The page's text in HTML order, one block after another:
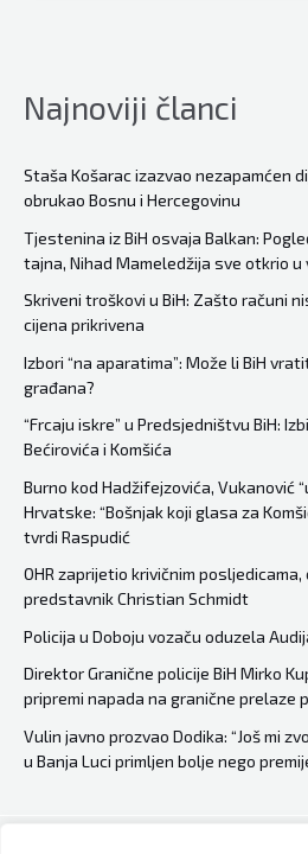
Jugi
nije
ovoliko
pljačkao
narod.
Političari
su
sad
bogatiji
od
Tita
Najnoviji članci
Staša Košarac izazvao nezapamćen
obrukao Bosnu i Hercegovinu
Tjestenina iz BiH osvaja Balkan:
tajna, Nihad Mameledžija sve otkrio u
Skriveni troškovi u BiH: Zašto računi
cijena prikrivena
Izbori “na aparatima”: Može li BiH
građana?
“Frcaju iskre” u Predsjedništvu BiH:
Bećirovića i Komšića
Burno kod Hadžifejzovića, Vukanović
Hrvatske: “Bošnjak koji glasa za
tvrdi Raspudić
OHR zaprijetio krivičnim
predstavnik Christian Schmidt
Policija u Doboju vozaču oduzela
Direktor Granične policije BiH Mirko
pripremi napada na granične prelaze
Vulin javno prozvao Dodika: “Još mi
u Banja Luci primljen bolje nego